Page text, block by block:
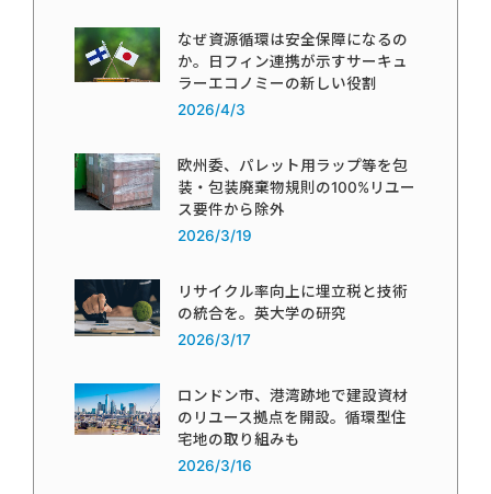
なぜ資源循環は安全保障になるの
か。日フィン連携が示すサーキュ
ラーエコノミーの新しい役割
2026/4/3
欧州委、パレット用ラップ等を包
装・包装廃棄物規則の100%リユー
ス要件から除外
2026/3/19
リサイクル率向上に埋立税と技術
の統合を。英大学の研究
2026/3/17
ロンドン市、港湾跡地で建設資材
のリユース拠点を開設。循環型住
宅地の取り組みも
2026/3/16